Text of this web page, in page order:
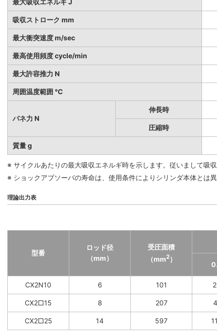
最大吸収エネルギ J
吸収ストローク mm
最大衝突速度 m/sec
最高使用頻度 cycle/min
最大許容推力 N
周囲温度範囲 ℃
バネ力 N
伸長時
圧縮時
質量 g
※ サイクルあたりの最大吸収エネルギ時を示します。従いまして吸
※ ショックアブソーバの寿命は、使用条件によりシリンダ本体とは
理論出力表
型番
ロッド径
（mm）
受圧面積
（mm2）
CX2N10 6 101
CX2□15 8 207
CX2□25 14 597